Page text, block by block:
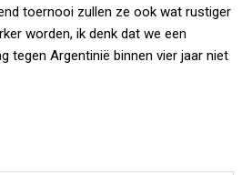
toernooi zullen ze ook wat rustiger
worden, ik denk dat we een
tegen Argentinië binnen vier jaar niet